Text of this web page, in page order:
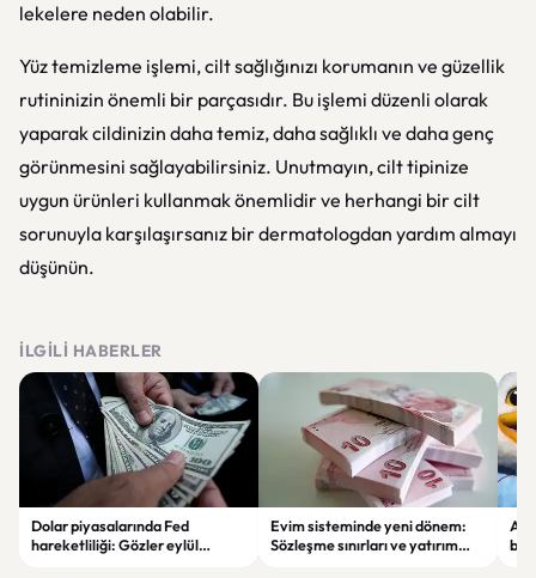
lekelere neden olabilir.
Yüz temizleme işlemi, cilt sağlığınızı korumanın ve güzellik
rutininizin önemli bir parçasıdır. Bu işlemi düzenli olarak
yaparak cildinizin daha temiz, daha sağlıklı ve daha genç
görünmesini sağlayabilirsiniz. Unutmayın, cilt tipinize
uygun ürünleri kullanmak önemlidir ve herhangi bir cilt
sorunuyla karşılaşırsanız bir dermatologdan yardım almayı
düşünün.
İLGILI HABERLER
Dolar piyasalarında Fed
hareketliliği: Gözler eylül
Evim sisteminde yeni dönem:
Sözleşme sınırları ve yatırım